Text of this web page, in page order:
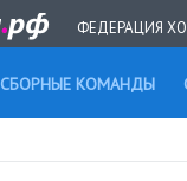
ФЕДЕРАЦИЯ
СБОРНЫЕ КОМАНДЫ